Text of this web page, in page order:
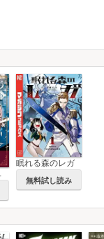
眠れる森のレガ
無料試し読み